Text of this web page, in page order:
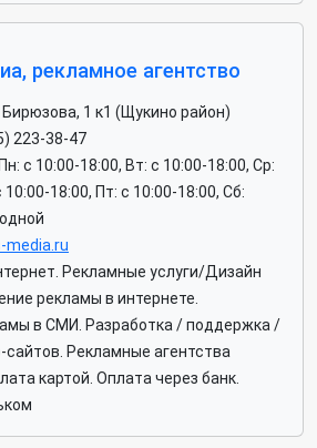
рекламное агентство
1 к1 (Щукино район)
223-38-47
Пн: c 10:00-18:00, Вт: c 10:00-18:00, Ср:
18:00, Пт: c 10:00-18:00, Сб:
media.ru
Рекламные услуги/Дизайн
рекламы в интернете.
в СМИ. Разработка / поддержка /
Рекламные агентства
картой. Оплата через банк.